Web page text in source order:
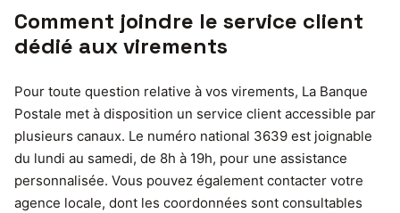
Comment joindre le service client
dédié aux virements
Pour toute question relative à vos virements, La Banque
Postale met à disposition un service client accessible par
plusieurs canaux. Le numéro national 3639 est joignable
du lundi au samedi, de 8h à 19h, pour une assistance
personnalisée. Vous pouvez également contacter votre
agence locale, dont les coordonnées sont consultables